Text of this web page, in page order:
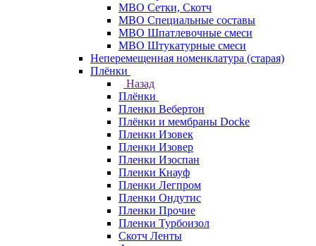
МВО Сетки, Скотч
МВО Специальные составы
МВО Шпатлевочные смеси
МВО Штукатурные смеси
Неперемещенная номенклатура (старая)
Плёнки
Назад
Плёнки
Пленки Вебертон
Плёнки и мембраны Docke
Пленки Изовек
Пленки Изовер
Пленки Изоспан
Пленки Кнауф
Пленки Легпром
Пленки Ондутис
Пленки Прочие
Пленки Турбоизол
Скотч Ленты